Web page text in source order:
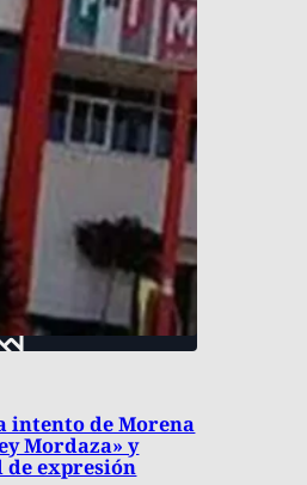
intento de Morena
Mordaza» y
expresión